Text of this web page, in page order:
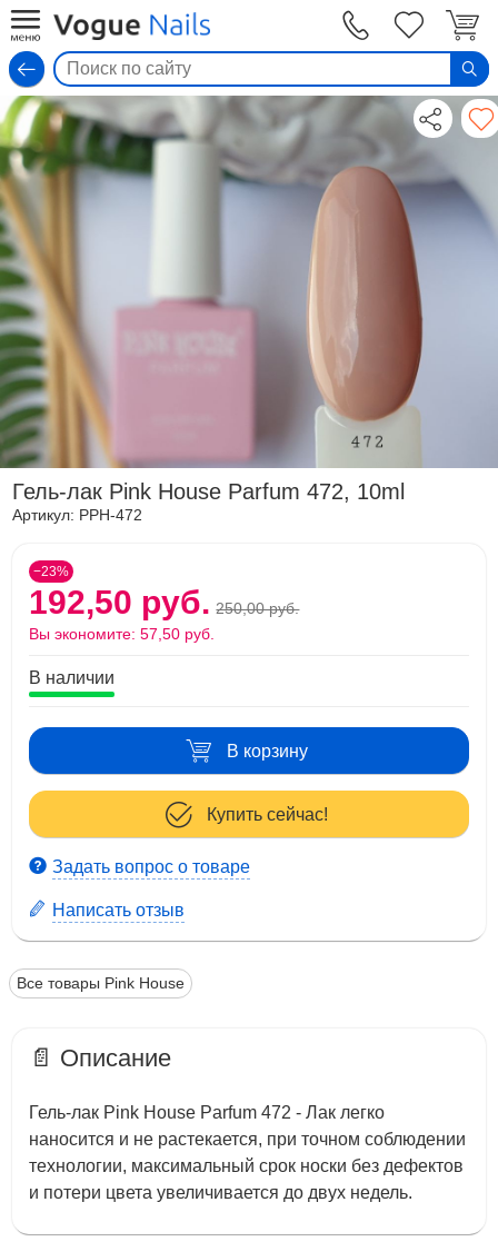
Гель-лак Pink House Parfum 472, 10ml
Артикул: PPH-472
−23%
192,50 руб. 250,00 руб.
Вы экономите:57,50 руб.
В наличии
В корзину
Купить сейчас!
Задать вопрос о товаре
Написать отзыв
Все товары Pink House
📄 Описание
Гель-лак Pink House Parfum 472 - Лак легко
наносится и не растекается, при точном соблюдении
технологии, максимальный срок носки без дефектов
и потери цвета увеличивается до двух недель.